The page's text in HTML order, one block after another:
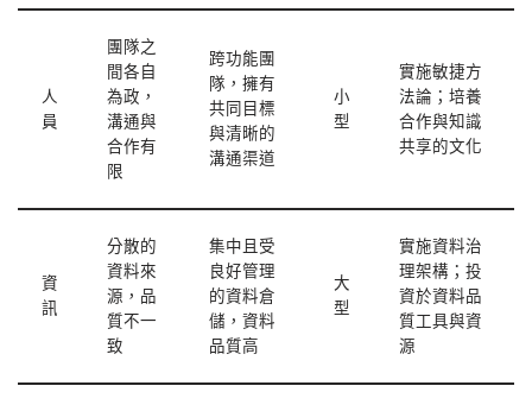
人
員
團隊之
間各自
為政，
溝通與
合作有
限
跨功能團
隊，擁有
共同目標
與清晰的
溝通渠道
小
型
實施敏捷方
法論；培養
合作與知識
共享的文化
資
訊
分散的
資料來
源，品
質不一
致
集中且受
良好管理
的資料倉
儲，資料
品質高
大
型
實施資料治
理架構；投
資於資料品
質工具與資
源